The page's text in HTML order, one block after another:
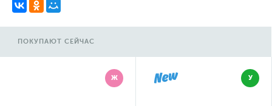
ПОКУПАЮТ СЕЙЧАС
Ж У